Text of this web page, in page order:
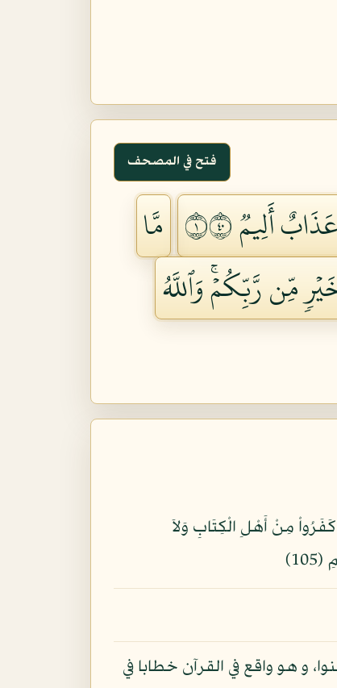
فتح في المصحف
أَلِيمٞ ١٠٤
مَّا
مِّن رَّبِّكُمۡۚ وَٱللَّهُ
وَاسْمَعُوا ْوَلِلكَافِرِينَ عَذَابٌ أَلِيمٌ (104) مَّا يَوَدُّ الَّذِينَ كَفَرُواْ مِنْ أَهْلِ الْكِتَابِ وَلاَ
و هو واقع في القرآن خطابا في